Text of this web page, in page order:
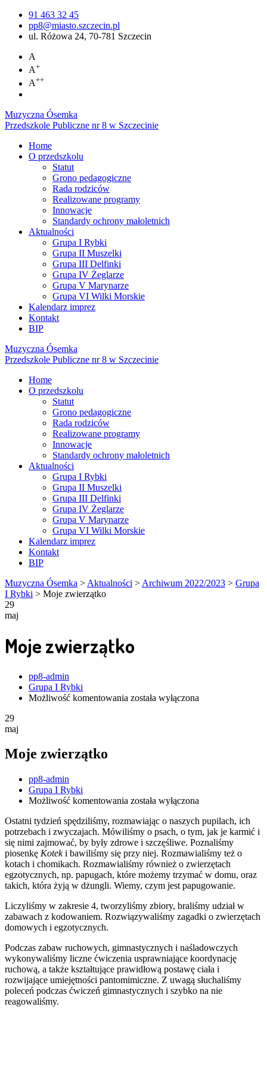
91 463 32 45
pp8@miasto.szczecin.pl
ul. Różowa 24, 70-781 Szczecin
A
A+
A++
Muzyczna Ósemka
Przedszkole Publiczne nr 8 w Szczecinie
Home
O przedszkolu
Statut
Grono pedagogiczne
Rada rodziców
Realizowane programy
Innowacje
Standardy ochrony małoletnich
Aktualności
Grupa I Rybki
Grupa II Muszelki
Grupa III Delfinki
Grupa IV Żeglarze
Grupa V Marynarze
Grupa VI Wilki Morskie
Kalendarz imprez
Kontakt
BIP
Muzyczna Ósemka
Przedszkole Publiczne nr 8 w Szczecinie
Home
O przedszkolu
Statut
Grono pedagogiczne
Rada rodziców
Realizowane programy
Innowacje
Standardy ochrony małoletnich
Aktualności
Grupa I Rybki
Grupa II Muszelki
Grupa III Delfinki
Grupa IV Żeglarze
Grupa V Marynarze
Grupa VI Wilki Morskie
Kalendarz imprez
Kontakt
BIP
Muzyczna Ósemka > Aktualności > Archiwum 2022/2023 > Grupa
I Rybki > Moje zwierzątko
29
maj
Moje zwierzątko
Author
pp8-admin
Grupa I Rybki
Możliwość komentowania Moje
została wyłączona
29
maj
Moje zwierzątko
Author
pp8-admin
Grupa I Rybki
Możliwość komentowania Moje
została wyłączona
Ostatni tydzień spędziliśmy, rozmawiając o naszych pupilach, ich
potrzebach i zwyczajach. Mówiliśmy o psach, o tym, jak je karmić i
się nimi zajmować, by były zdrowe i szczęśliwe. Poznaliśmy
piosenkę Koteki bawiliśmy się przy niej. Rozmawialiśmy też o
kotach i chomikach. Rozmawialiśmy również o zwierzętach
egzotycznych, np. papugach, które możemy trzymać w domu, oraz
takich, która żyją w dżungli. Wiemy, czym jest papugowanie.
Liczyliśmy w zakresie 4, tworzyliśmy zbiory, braliśmy udział w
zabawach z kodowaniem. Rozwiązywaliśmy zagadki o zwierzętach
domowych i egzotycznych.
Podczas zabaw ruchowych, gimnastycznych i naśladowczych
wykonywaliśmy liczne ćwiczenia usprawniające koordynację
ruchową, a także kształtujące prawidłową postawę ciała i
rozwijające umiejętności pantomimiczne. Z uwagą słuchaliśmy
poleceń podczas ćwiczeń gimnastycznych i szybko na nie
reagowaliśmy.